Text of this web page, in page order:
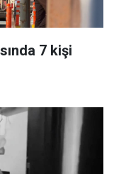
7 kişi